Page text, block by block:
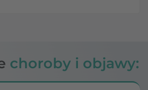
choroby i objawy: